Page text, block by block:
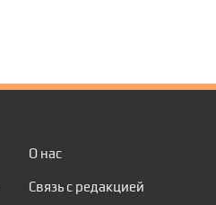
О нас
Связь с редакцией